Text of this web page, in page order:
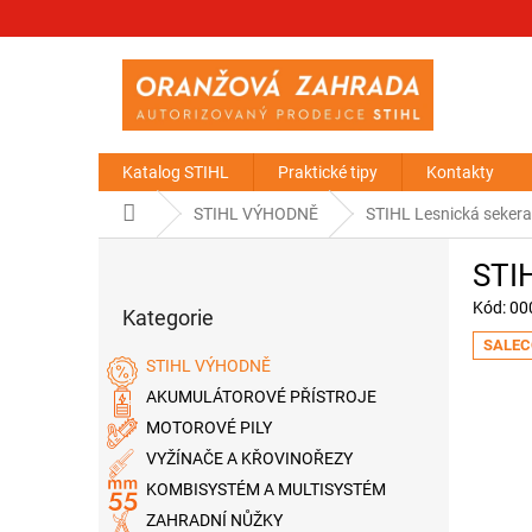
Katalog STIHL Praktické tipy Kontakty
Domů STIHL VÝHODNĚ STIHL Lesnická
a
n
p
a
kategorie
Kategorie
STIHL VÝHODNĚ
AKUMULÁTOROVÉ PŘÍSTROJE
MOTOROVÉ PILY
VYŽÍNAČE A KŘOVINOŘEZY
KOMBISYSTÉM A MULTISYSTÉM
ZAHRADNÍ NŮŽKY
Kód: